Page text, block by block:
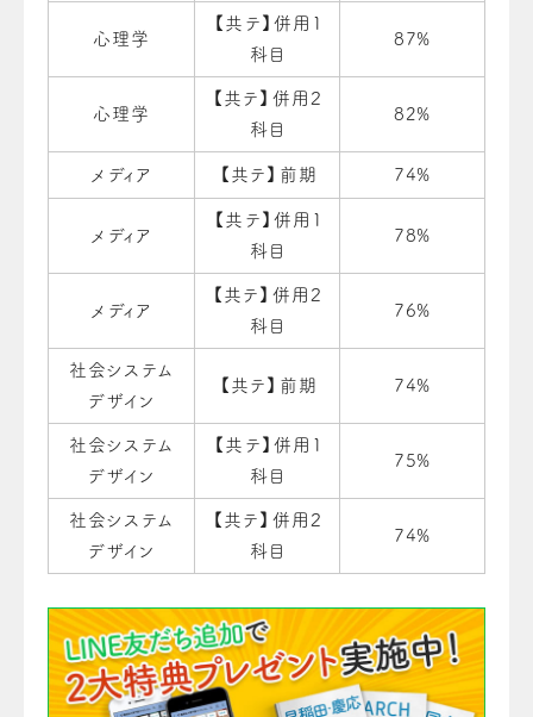
心理学
【共テ】併用１
科目
87%
心理学
【共テ】併用２
科目
82%
メディア 【共テ】前期 74%
メディア
【共テ】併用１
科目
78%
メディア
【共テ】併用２
科目
76%
社会システム
デザイン
【共テ】前期 74%
社会システム
デザイン
【共テ】併用１
科目
75%
社会システム
デザイン
【共テ】併用２
科目
74%